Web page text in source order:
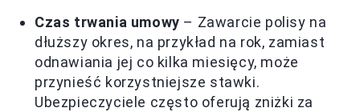
Czas trwania umowy – Zawarcie polisy na
dłuższy okres, na przykład na rok, zamiast
odnawiania jej co kilka miesięcy, może
przynieść korzystniejsze stawki.
Ubezpieczyciele często oferują zniżki za